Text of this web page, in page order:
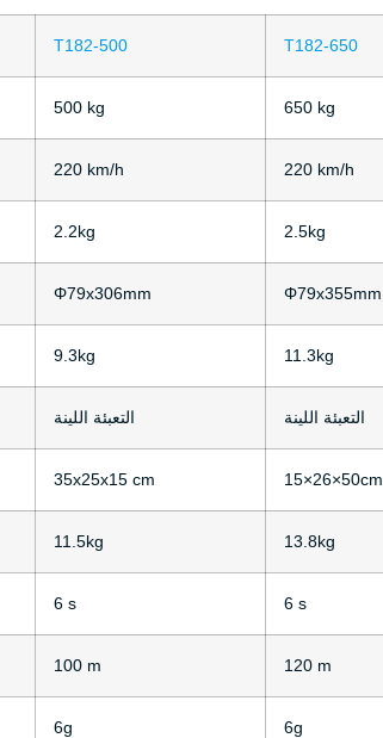
T182-500 T182-650
500 kg 650 kg
220 km/h 220 km/h
2.2kg 2.5kg
Φ79x306mm Φ79x355mm
9.3kg 11.3kg
التعبئة اللينة التعبئة اللينة
35x25x15 cm 15×26×50cm
11.5kg 13.8kg
6 s 6 s
100 m 120 m
6g 6g